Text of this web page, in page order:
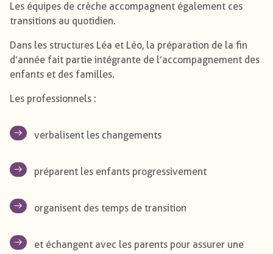
Les équipes de crèche accompagnent également ces
transitions au quotidien.
Dans les structures Léa et Léo, la préparation de la fin
d’année fait partie intégrante de l’accompagnement des
enfants et des familles.
Les professionnels :
verbalisent les changements
préparent les enfants progressivement
organisent des temps de transition
et échangent avec les parents pour assurer une